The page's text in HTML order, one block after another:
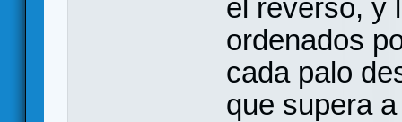
el reverso, y
ordenados
cada palo
que supera